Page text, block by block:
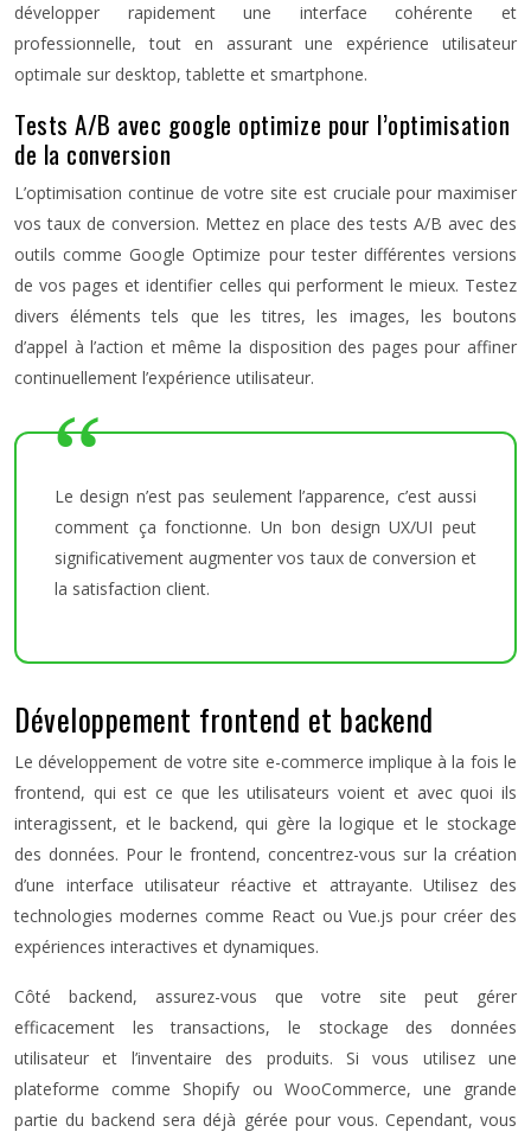
développer rapidement une interface cohérente et
professionnelle, tout en assurant une expérience utilisateur
optimale sur desktop, tablette et smartphone.
Tests A/B avec google optimize pour l’optimisation
de la conversion
L’optimisation continue de votre site est cruciale pour maximiser
vos taux de conversion. Mettez en place des tests A/B avec des
outils comme Google Optimize pour tester différentes versions
de vos pages et identifier celles qui performent le mieux. Testez
divers éléments tels que les titres, les images, les boutons
d’appel à l’action et même la disposition des pages pour affiner
continuellement l’expérience utilisateur.
Le design n’est pas seulement l’apparence, c’est aussi
comment ça fonctionne. Un bon design UX/UI peut
significativement augmenter vos taux de conversion et
la satisfaction client.
Développement frontend et backend
Le développement de votre site e-commerce implique à la fois le
frontend, qui est ce que les utilisateurs voient et avec quoi ils
interagissent, et le backend, qui gère la logique et le stockage
des données. Pour le frontend, concentrez-vous sur la création
d’une interface utilisateur réactive et attrayante. Utilisez des
technologies modernes comme React ou Vue.js pour créer des
expériences interactives et dynamiques.
Côté backend, assurez-vous que votre site peut gérer
efficacement les transactions, le stockage des données
utilisateur et l’inventaire des produits. Si vous utilisez une
plateforme comme Shopify ou WooCommerce, une grande
partie du backend sera déjà gérée pour vous. Cependant, vous